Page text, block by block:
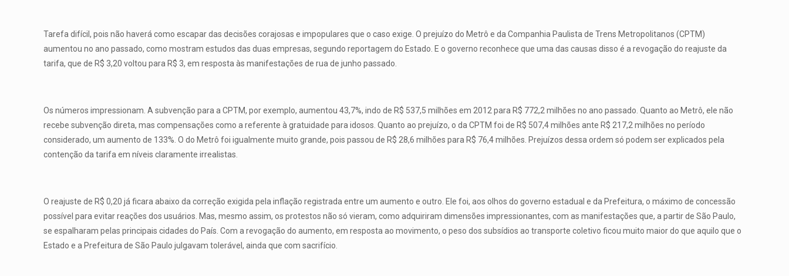
Tarefa difícil, pois não haverá como escapar das decisões corajosas e impopulares que o caso exige. O prejuízo do Metrô e da Companhia Paulista de Trens Metropolitanos (CPTM)
aumentou no ano passado, como mostram estudos das duas empresas, segundo reportagem do Estado. E o governo reconhece que uma das causas disso é a revogação do reajuste da
tarifa, que de R$ 3,20 voltou para R$ 3, em resposta às manifestações de rua de junho passado.
Os números impressionam. A subvenção para a CPTM, por exemplo, aumentou 43,7%, indo de R$ 537,5 milhões em 2012 para R$ 772,2 milhões no ano passado. Quanto ao Metrô, ele não
recebe subvenção direta, mas compensações como a referente à gratuidade para idosos. Quanto ao prejuízo, o da CPTM foi de R$ 507,4 milhões ante R$ 217,2 milhões no período
considerado, um aumento de 133%. O do Metrô foi igualmente muito grande, pois passou de R$ 28,6 milhões para R$ 76,4 milhões. Prejuízos dessa ordem só podem ser explicados pela
contenção da tarifa em níveis claramente irrealistas.
O reajuste de R$ 0,20 já ficara abaixo da correção exigida pela inflação registrada entre um aumento e outro. Ele foi, aos olhos do governo estadual e da Prefeitura, o máximo de concessão
possível para evitar reações dos usuários. Mas, mesmo assim, os protestos não só vieram, como adquiriram dimensões impressionantes, com as manifestações que, a partir de São Paulo,
se espalharam pelas principais cidades do País. Com a revogação do aumento, em resposta ao movimento, o peso dos subsídios ao transporte coletivo ficou muito maior do que aquilo que o
Estado e a Prefeitura de São Paulo julgavam tolerável, ainda que com sacrifício.